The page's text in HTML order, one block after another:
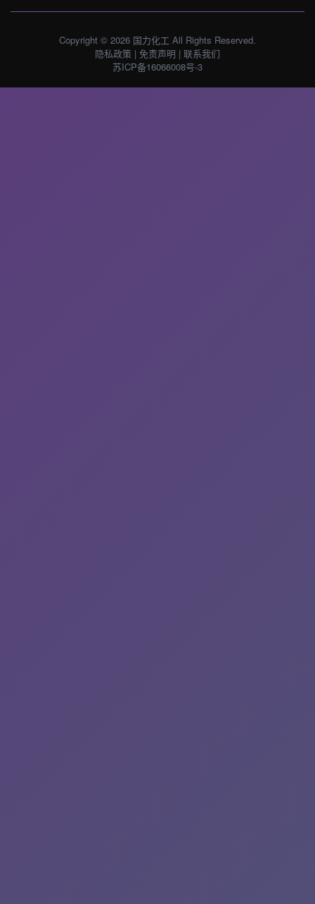
Copyright © 2026 国力化工 All Rights Reserved.
隐私政策 | 免责声明 | 联系我们
苏ICP备16066008号-3